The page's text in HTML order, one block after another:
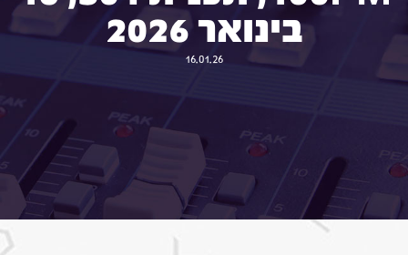
בינואר 2026
16.01.26